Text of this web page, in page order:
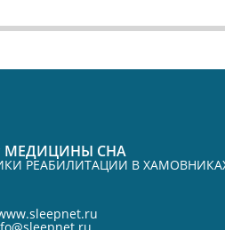
МЕДИЦИНЫ СНА
РЕАБИЛИТАЦИИ В